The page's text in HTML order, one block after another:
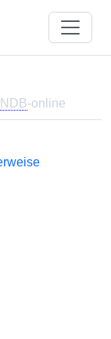
NDB-online